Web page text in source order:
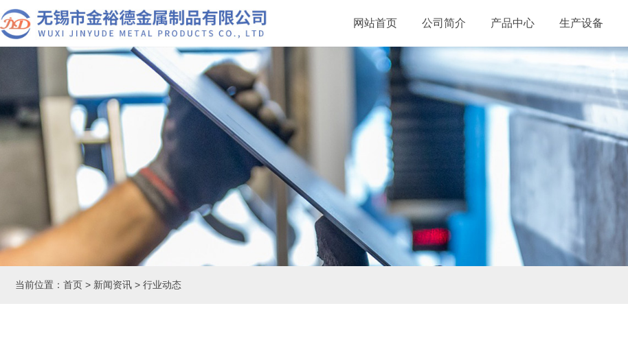
网站首页 公司简介 产品中心 生产设备
当前位置： 首页 > 新闻资讯 > 行业动态